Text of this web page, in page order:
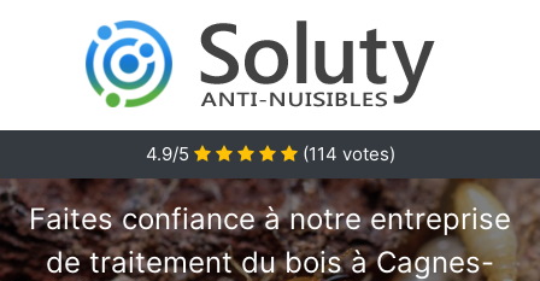
4.9/5 (114 votes)
Faites confiance à notre entreprise
de traitement du bois à Cagnes-